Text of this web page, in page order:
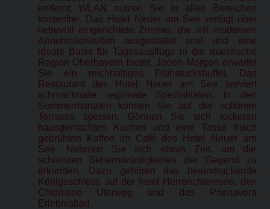
entfernt. WLAN nutzen Sie in allen Bereichen
kostenfrei. Das Hotel Neuer am See verfügt über
liebevoll eingerichtete Zimmer, die mit modernen
Annehmlichkeiten ausgestattet sind und eine
ideale Basis für Tagesausflüge in die malerische
Region Oberbayern bietet. Jeden Morgen erwartet
Sie ein reichhaltiges Frühstücksbuffet. Das
Restaurant des Hotel Neuer am See serviert
schmackhafte regionale Spezialitäten. In den
Sommermonaten können Sie auf der schönen
Terrasse speisen. Gönnen Sie sich leckeren
hausgemachten Kuchen und eine Tasse frisch
gebrühten Kaffee im Café des Hotel Neuer am
See. Nehmen Sie sich etwas Zeit, um die
schönsten Sehenswürdigkeiten der Gegend zu
erkunden. Dazu gehören das beeindruckende
Königsschloss auf der Insel Herrenchiemsee, den
Chiemsee Uferweg und das Prienavera
Erlebnisbad.